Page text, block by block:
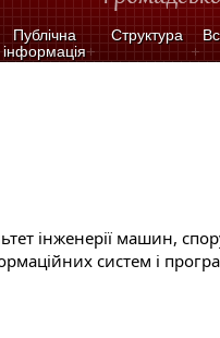
Публічна
інформація
Структура
інженерії машин,
систем і